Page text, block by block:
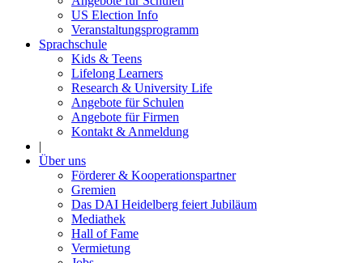
US Election Info
Veranstaltungsprogramm
Sprachschule
Kids & Teens
Lifelong Learners
Research & University Life
Angebote für Schulen
Angebote für Firmen
Kontakt & Anmeldung
|
Über uns
Förderer & Kooperationspartner
Gremien
Das DAI Heidelberg feiert Jubiläum
Mediathek
Hall of Fame
Vermietung